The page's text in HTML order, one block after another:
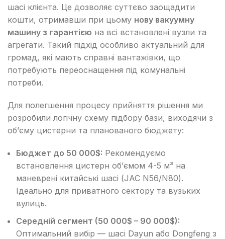
шасі клієнта. Це дозволяє суттєво заощадити
кошти, отримавши при цьому нову вакуумну
машину з гарантією на всі встановлені вузли та
агрегати. Такий підхід особливо актуальний для
громад, які мають справні вантажівки, що
потребують переоснащення під комунальні
потреби.
Для полегшення процесу прийняття рішення ми
розробили логічну схему підбору бази, виходячи з
об’єму цистерни та планованого бюджету:
Бюджет до 50 000$: Рекомендуємо
встановлення цистерн об’ємом 4-5 м³ на
маневрені китайські шасі (JAC N56/N80).
Ідеально для приватного сектору та вузьких
вулиць.
Середній сегмент (50 000$ – 90 000$):
Оптимальний вибір — шасі Dayun або Dongfeng з